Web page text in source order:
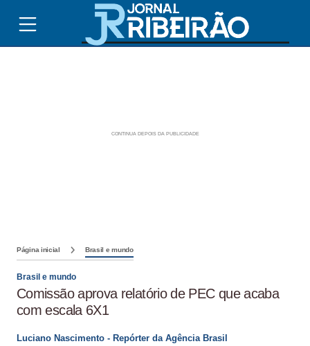
Página inicial Brasil e mundo
Brasil e mundo
Comissão aprova relatório de PEC que acaba
com escala 6X1
Luciano Nascimento - Repórter da Agência Brasil